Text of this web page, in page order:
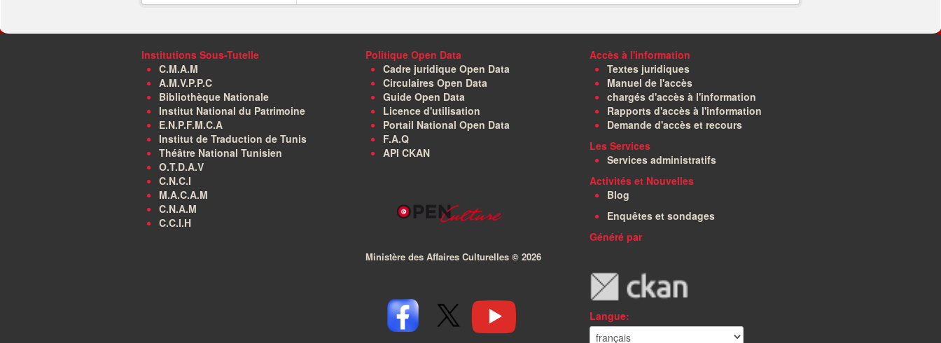
Institutions Sous-Tutelle
C.M.A.M
A.M.V.P.P.C
Bibliothèque Nationale
Institut National du Patrimoine
E.N.P.F.M.C.A
Institut de Traduction de Tunis
Théâtre National Tunisien
O.T.D.A.V
C.N.C.I
M.A.C.A.M
C.N.A.M
C.C.I.H
Politique Open Data
Cadre juridique Open Data
Circulaires Open Data
Guide Open Data
Licence d'utilisation
Portail National Open Data
F.A.Q
API CKAN
Ministère des Affaires Culturelles © 2026
Accès à l'information
Textes juridiques
Manuel de l'accès
chargés d'accès à l'information
Rapports d'accès à l'information
Demande d'accès et recours
Les Services
Services administratifs
Activités et Nouvelles
Blog
Enquêtes et sondages
Généré par
Langue